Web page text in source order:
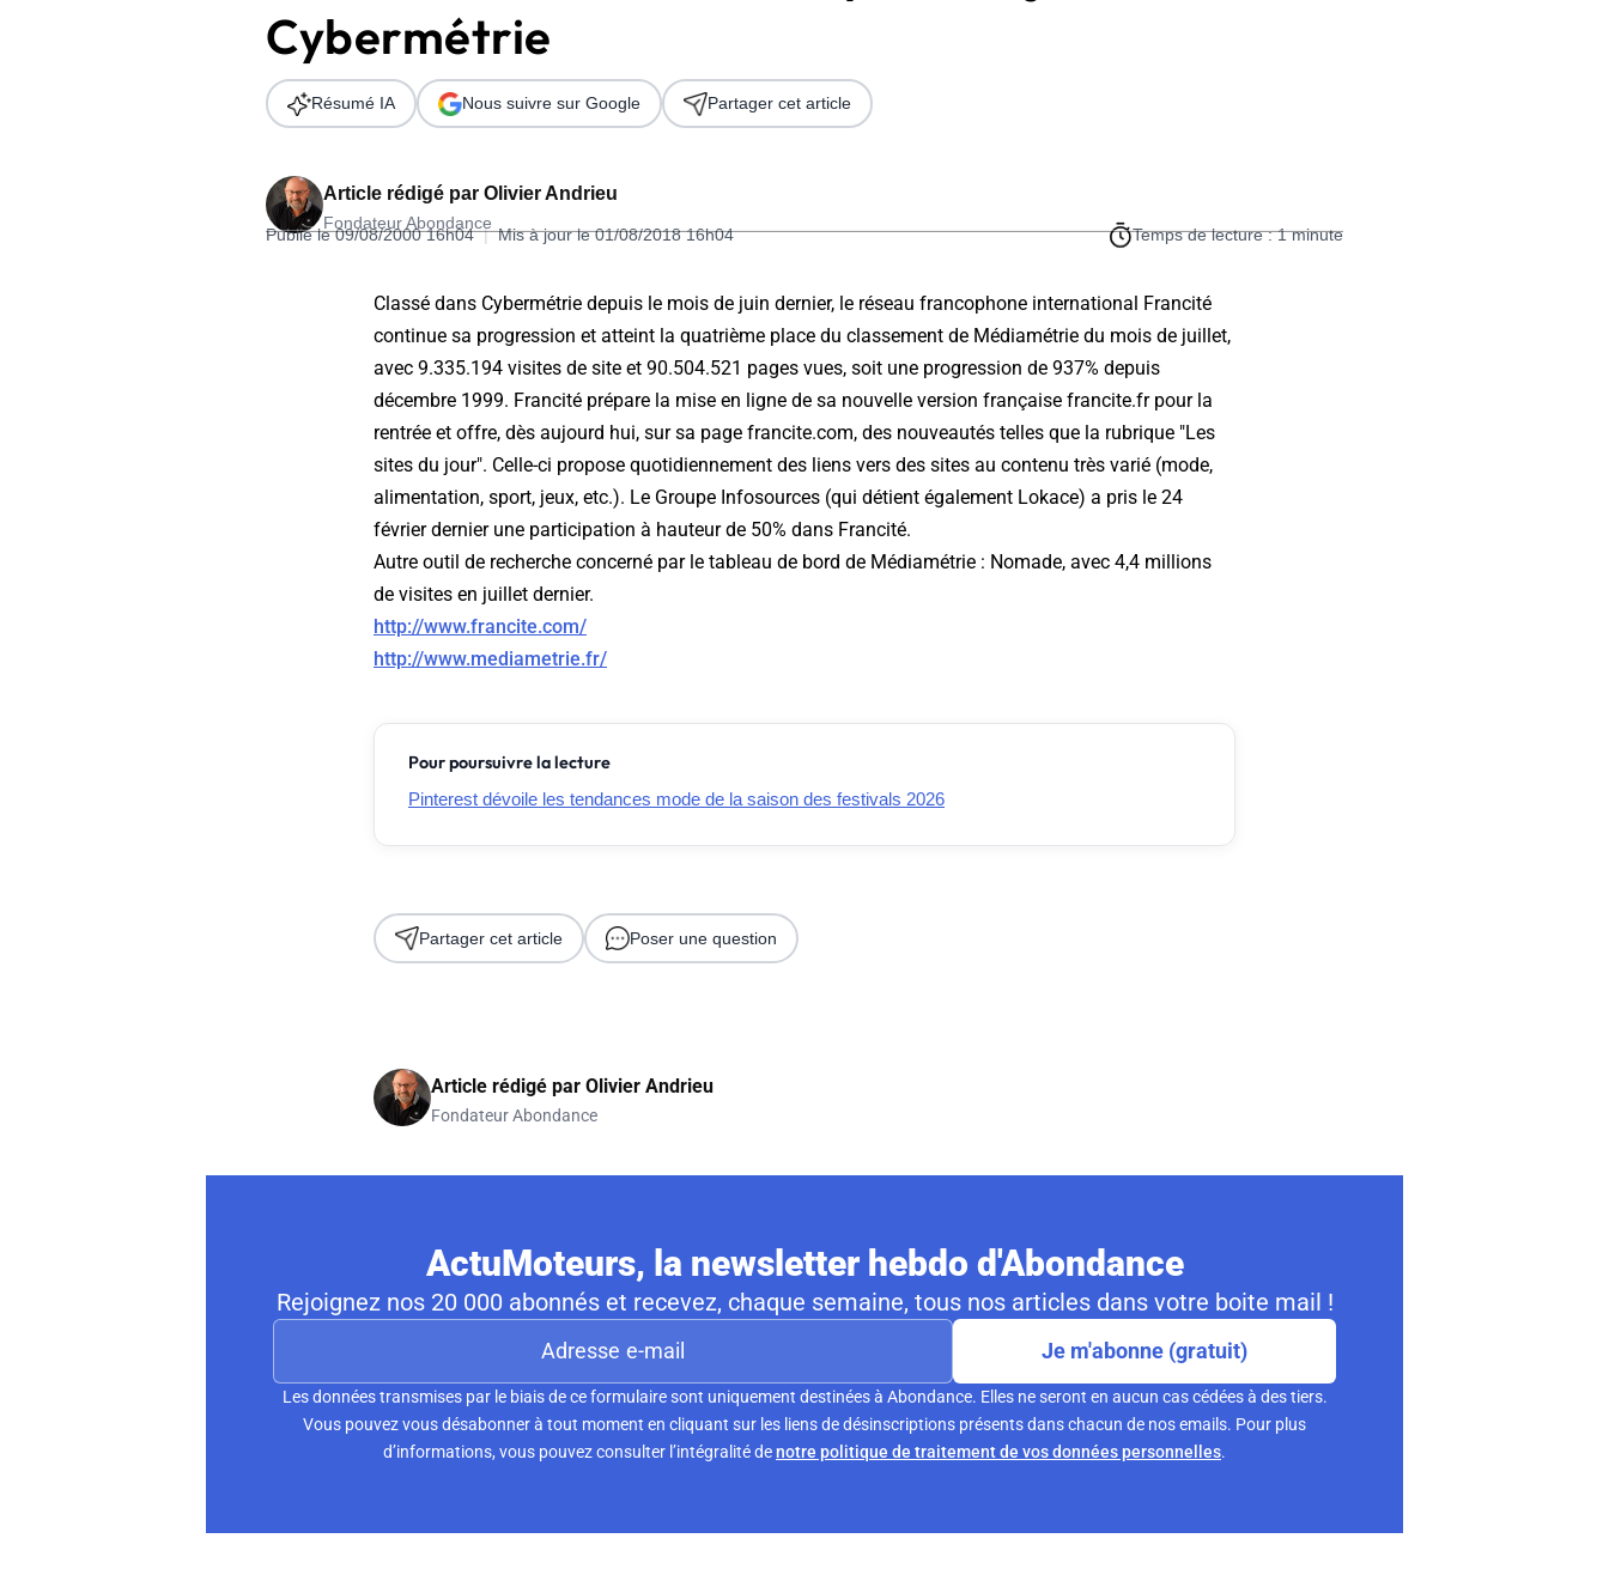
Télécharger l'Ebook
Formation SEO & GEO - Edition 2026
Cybermétrie
Article rédigé par Olivier Andrieu
Fondateur Abondance
Publié le 09/08/2000 16h04 | Mis à jour le 01/08/2018 16h04 Temps de lecture : 1 minute
Résumé IA Nous suivre sur Google Partager cet article
Classé dans Cybermétrie depuis le mois de juin dernier, le réseau francophone international Francité
continue sa progression et atteint la quatrième place du classement de Médiamétrie du mois de juillet,
avec 9.335.194 visites de site et 90.504.521 pages vues, soit une progression de 937% depuis
décembre 1999. Francité prépare la mise en ligne de sa nouvelle version française francite.fr pour la
rentrée et offre, dès aujourd hui, sur sa page francite.com, des nouveautés telles que la rubrique "Les
sites du jour". Celle-ci propose quotidiennement des liens vers des sites au contenu très varié (mode,
alimentation, sport, jeux, etc.). Le Groupe Infosources (qui détient également Lokace) a pris le 24
février dernier une participation à hauteur de 50% dans Francité.
Autre outil de recherche concerné par le tableau de bord de Médiamétrie : Nomade, avec 4,4 millions
de visites en juillet dernier.
http://www.francite.com/
http://www.mediametrie.fr/
Pour poursuivre la lecture
Pinterest dévoile les tendances mode de la saison des festivals 2026
Partager cet article Poser une question
Article rédigé par Olivier Andrieu
Fondateur Abondance
ActuMoteurs, la newsletter hebdo d'Abondance
Rejoignez nos 20 000 abonnés et recevez, chaque semaine, tous nos articles dans votre boite mail !
Je m'abonne (gratuit)
Les données transmises par le biais de ce formulaire sont uniquement destinées à Abondance. Elles ne seront en aucun cas cédées à des tiers.
Vous pouvez vous désabonner à tout moment en cliquant sur les liens de désinscriptions présents dans chacun de nos emails. Pour plus
d’informations, vous pouvez consulter l’intégralité denotre politique de traitement de vos données personnelles.